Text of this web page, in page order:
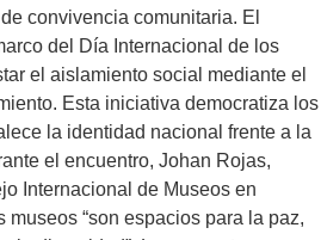
convivencia comunitaria. El
del Día Internacional de los
el aislamiento social mediante el
Esta iniciativa democratiza los
la identidad nacional frente a la
el encuentro, Johan Rojas,
Internacional de Museos en
museos “son espacios para la paz,